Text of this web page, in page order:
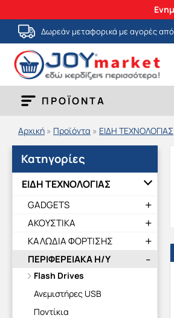
Μετάβαση
στο
περιεχόμενο
Δωρεάν μεταφορικά με αγορές
ΠΡΟΪΟΝΤΑ
Αρχική » Προϊόντα » ΕΙΔΗ ΤΕΧΝΟΛΟΓΙΑΣ
Κατηγορίες
ΕΙΔΗ ΤΕΧΝΟΛΟΓΙΑΣ
GADGETS
ΑΚΟΥΣΤΙΚΑ
ΚΑΛΩΔΙΑ ΦΟΡΤΙΣΗΣ
ΠΕΡΙΦΕΡΕΙΑΚΑ Η/Υ
Flash Drives
Ανεμιστήρες USB
Ποντίκια